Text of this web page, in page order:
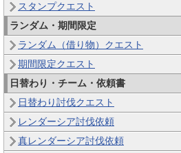
スタンプクエスト
ランダム・期間限定
ランダム（借り物）クエスト
期間限定クエスト
日替わり・チーム・依頼書
日替わり討伐クエスト
レンダーシア討伐依頼
真レンダーシア討伐依頼